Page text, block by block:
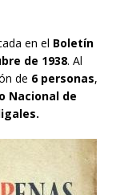
en el Boletín
de 1938. Al
de 6 personas,
Nacional de